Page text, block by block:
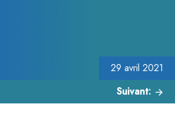
29 avril 2021
Suivant: